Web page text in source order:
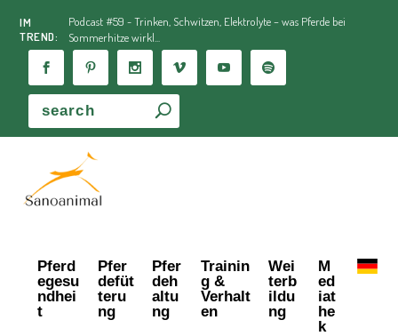
IM
TREND:
Podcast #59 - Trinken, Schwitzen, Elektrolyte – was Pferde bei
Sommerhitze wirkl...
Pferd
egesu
ndhei
t
Pfer
defüt
teru
ng
Pfer
deh
altu
ng
Trainin
g &
Verhalt
en
Wei
terb
ildu
ng
M
ed
iat
he
k